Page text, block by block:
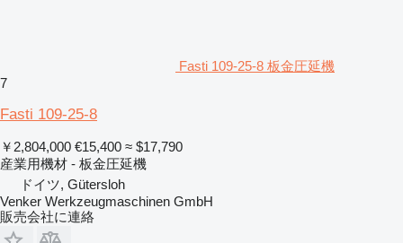
Fasti 109-25-8 板金圧延機
7
Fasti 109-25-8
￥2,804,000 €15,400 ≈ $17,790
産業用機材 - 板金圧延機
ドイツ, Gütersloh
Venker Werkzeugmaschinen GmbH
販売会社に連絡